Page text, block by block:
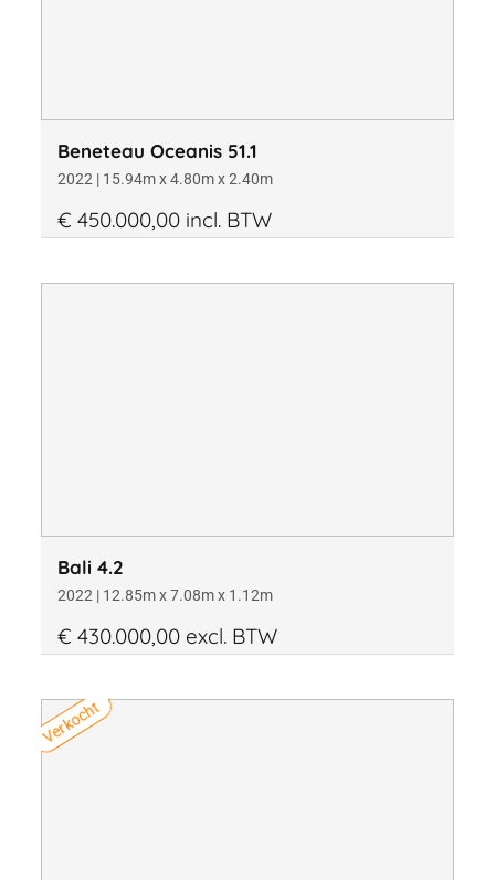
Beneteau Oceanis 51.1
2022 | 15.94m x 4.80m x 2.40m
€ 450.000,00 incl. BTW
Bali 4.2
2022 | 12.85m x 7.08m x 1.12m
€ 430.000,00 excl. BTW
Verkocht